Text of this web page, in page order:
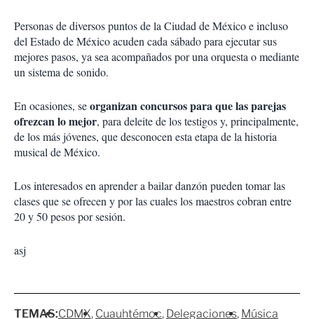
Personas de diversos puntos de la Ciudad de México e incluso
del Estado de México acuden cada sábado para ejecutar sus
mejores pasos, ya sea acompañados por una orquesta o mediante
un sistema de sonido.
En ocasiones, seorganizan concursos para que las parejas
ofrezcan lo mejor, para deleite de los testigos y, principalmente,
de los más jóvenes, que desconocen esta etapa de la historia
musical de México.
Los interesados en aprender a bailar danzón pueden tomar las
clases que se ofrecen y por las cuales los maestros cobran entre
20 y 50 pesos por sesión.
asj
TEMAS:CDMX Cuauhtémoc Delegaciones Música